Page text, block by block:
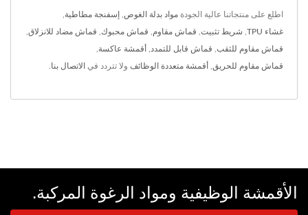
اطلع على منتجاتنا عالية الجودة مواد بدلة الغوص إسفنجة مطاطية
غشاء TPU شريط تثبيت قماش مقاوم قماش محبوك قماش مضاد للانزلاق
قماش مقاوم للثقب قماش قابل للتمدد أقمشة عاكسة
قماش مقاوم للحريق أقمشة متعددة الوظائف ولا تتردد في الاتصال بنا
الأقمشة الوظيفية ومواد الرغوة المركبة.